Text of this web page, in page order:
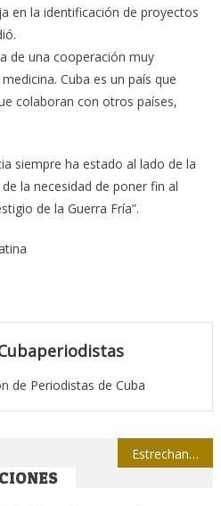
en la identificación de proyectos
de una cooperación muy
Cuba es un país que
colaboran con otros países,
siempre ha estado al lado de la
la necesidad de poner fin al
de la Guerra Fría”.
de Periodistas de Cuba
Estrechan vínculos periodistas brasileños y cubanos